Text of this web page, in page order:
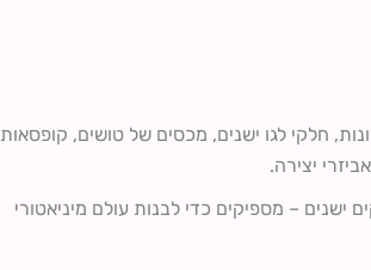
חלקי לגו ישנים, מכסים של טושים, קופסאות
יצירה.
ישנים – מספיקים כדי לבנות עולם מיניאטורי